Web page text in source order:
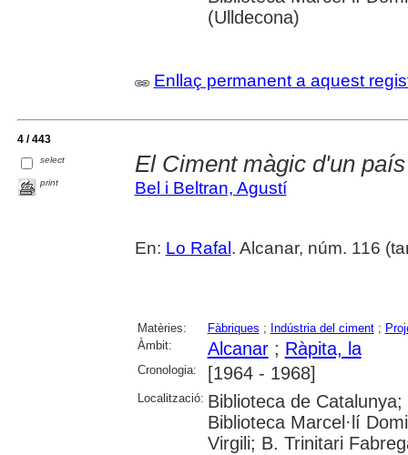
(Ulldecona)
Enllaç permanent a aquest
4 / 443
select
print
El Ciment màgic d'un
Bel i Beltran, Agustí
En: Lo Rafal . Alcanar, núm. 116
Matèries: Fàbriques ; Indústria del ciment;
Àmbit:
Alcanar; Ràpita, la
Cronologia: [1964 - 1968]
Localització: Biblioteca de
Biblioteca Marcel·lí
Virgili; B. Trinitari